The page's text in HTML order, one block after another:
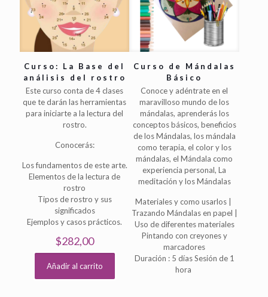
Curso: La Base del
análisis del rostro
Este curso conta de 4 clases
que te darán las herramientas
para iniciarte a la lectura del
rostro.
Conocerás:
Los fundamentos de este arte.
Elementos de la lectura de
rostro
Tipos de rostro y sus
significados
Ejemplos y casos prácticos.
$282,00
Añadir al carrito
Curso de Mándalas
Básico
Conoce y adéntrate en el
maravilloso mundo de los
mándalas, aprenderás los
conceptos básicos, beneficios
de los Mándalas, los mándala
como terapia, el color y los
mándalas, el Mándala como
experiencia personal, La
meditación y los Mándalas
Materiales y como usarlos |
Trazando Mándalas en papel |
Uso de diferentes materiales
Pintando con creyones y
marcadores
Duración : 5 días Sesión de 1
hora